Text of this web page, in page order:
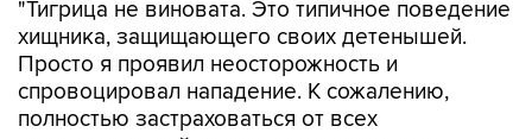
Просто я проявил неосторожность и
спровоцировал нападение. К сожалению,
полностью застраховаться от всех
неожиданностей ни мне, ни другим моим
коллегам, невозможно, потому что мы